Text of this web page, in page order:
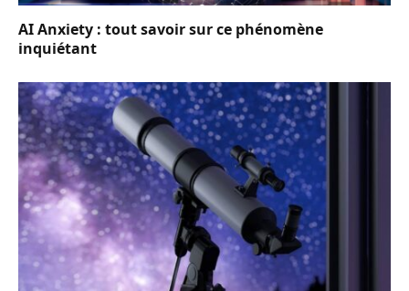
AI Anxiety : tout savoir sur ce phénomène
inquiétant